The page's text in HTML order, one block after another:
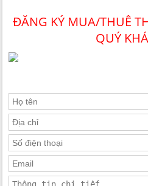
ĐĂNG KÝ MUA/THUÊ
QUÝ